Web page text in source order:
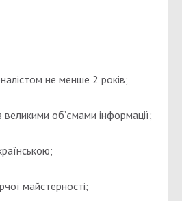
не менше 2 років;
об’ємами інформації;
майстерності;